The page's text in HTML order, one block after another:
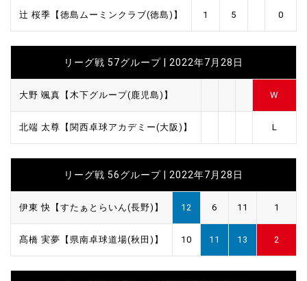
辻 桜季【徳島ムーミンクラブ(徳島)】 1 5 0
リーグ戦 57グループ | 2022年7月28日
大野 颯真【木下グループ(鹿児島)】 W
北端 太尊【関西卓球アカデミー(大阪)】 L
リーグ戦 56グループ | 2022年7月28日
伊東 快【すたぁとらいん(長野)】 12 6 11 1
髙橋 実夢【県南卓球道場(秋田)】 10 11 13 2